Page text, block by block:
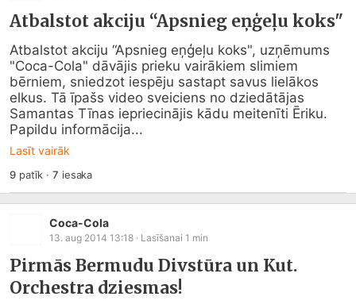
Atbalstot akciju “Apsnieg eņģeļu koks"
Atbalstot akciju “Apsnieg eņģeļu koks", uzņēmums
"Coca-Cola" dāvājis prieku vairākiem slimiem
bērniem, sniedzot iespēju sastapt savus lielākos
elkus. Tā īpašs video sveiciens no dziedātājas
Samantas Tīnas iepriecinājis kādu meitenīti Ēriku.
Papildu informācija...
Lasīt vairāk
9patīk ·7 iesaka
Coca-Cola
13. aug 2014 13:18 · Lasīšanai 1 min
Pirmās Bermudu Divstūra un Kut.
Orchestra dziesmas!